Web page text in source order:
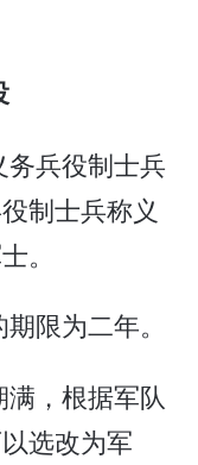
兵役制士兵
制士兵称义
。
限为二年。
，根据军队
选改为军